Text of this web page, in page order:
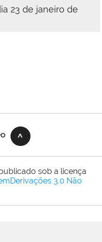
23 de janeiro de
sob a licença
3.0 Não